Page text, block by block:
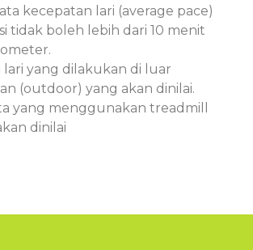
kecepatan lari (average pace)
tidak boleh lebih dari 10 menit
lari yang dilakukan di luar
(outdoor) yang akan dinilai.
yang menggunakan treadmill
dinilai